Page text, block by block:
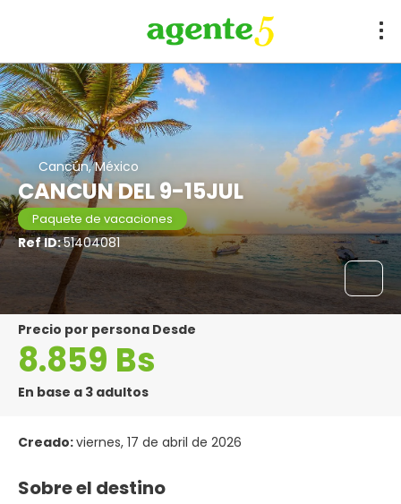
Cancún, México
CANCUN DEL 9-15JUL
Paquete de vacaciones
Ref ID:51404081
precio por persona Desde
8.859 Bs
En base a 3 adultos
Creado:viernes, 17 de abril de 2026
Sobre el destino